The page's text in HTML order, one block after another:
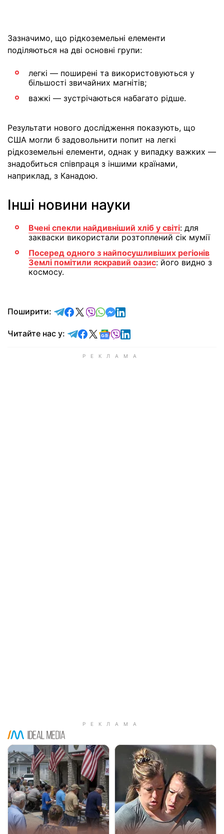
Зазначимо, що рідкоземельні елементи
поділяються на дві основні групи:
легкі — поширені та використовуються у
більшості звичайних магнітів;
важкі — зустрічаються набагато рідше.
Результати нового дослідження показують, що
США могли б задовольнити попит на легкі
рідкоземельні елементи, однак у випадку важких —
знадобиться співпраця з іншими країнами,
наприклад, з Канадою.
Інші новини науки
Вчені спекли найдивніший хліб у світі: для
закваски використали розтоплений сік мумії
Посеред одного з найпосушливіших регіонів
Землі помітили яскравий оазис: його видно з
космосу.
Поширити: відправити у Telegram
поділитись у Facebook
поділитись у X
відправити у Viber
відправити у Whatsapp
відправити у Messenger
відправити у LinkedIn
Читайте нас у: Читайте у Telegram
Читайте у Facebook
Читайте у X
Читайте у Google news
Читайте у Viber
Читайте у LinkedIn